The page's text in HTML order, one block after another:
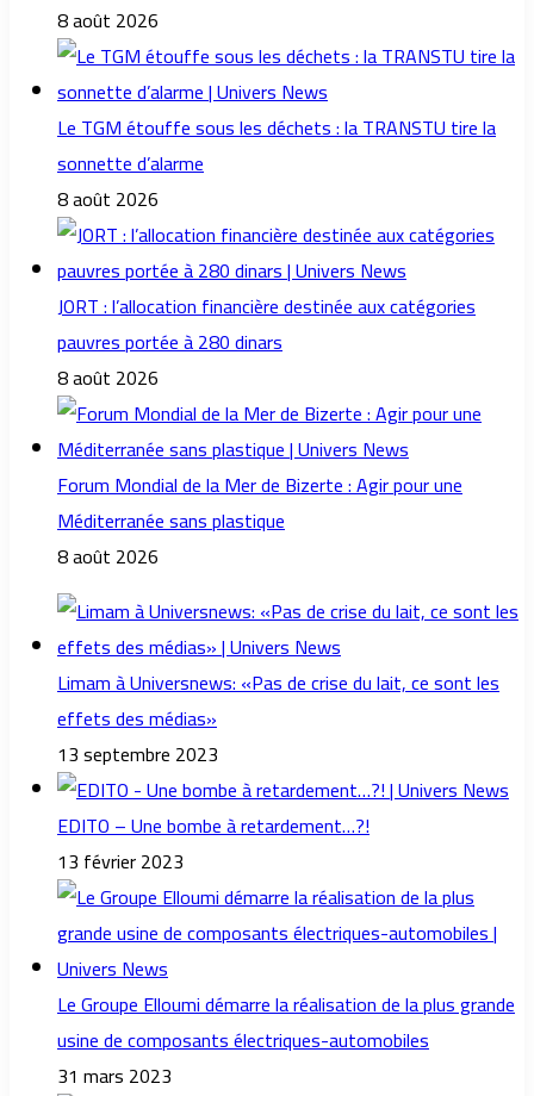
8 août 2026
Le TGM étouffe sous les déchets : la TRANSTU tire la
sonnette d’alarme
8 août 2026
JORT : l’allocation financière destinée aux catégories
pauvres portée à 280 dinars
8 août 2026
Forum Mondial de la Mer de Bizerte : Agir pour une
Méditerranée sans plastique
8 août 2026
Limam à Universnews: «Pas de crise du lait, ce sont les
effets des médias»
13 septembre 2023
EDITO – Une bombe à retardement…?!
13 février 2023
Le Groupe Elloumi démarre la réalisation de la plus grande
usine de composants électriques-automobiles
31 mars 2023